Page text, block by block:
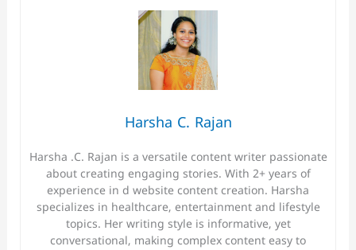
Harsha C. Rajan
Harsha .C. Rajan is a versatile content writer passionate
about creating engaging stories. With 2+ years of
experience in d website content creation. Harsha
specializes in healthcare, entertainment and lifestyle
topics. Her writing style is informative, yet
conversational, making complex content easy to